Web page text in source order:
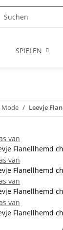
SPIELEN
Mode Leevje
Flanellhemd
Flanellhemd
Flanellhemd
Flanellhemd